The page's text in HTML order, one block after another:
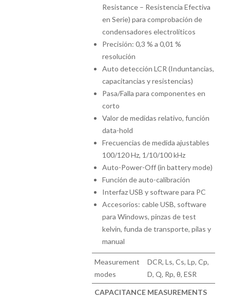
Resistance – Resistencia Efectiva
en Serie) para comprobación de
condensadores electrolíticos
Precisión: 0,3 % a 0,01 %
resolución
Auto detección LCR (Induntancias,
capacitancias y resistencias)
Pasa/Falla para componentes en
corto
Valor de medidas relativo, función
data-hold
Frecuencias de medida ajustables
100/120 Hz, 1/10/100 kHz
Auto-Power-Off (in battery mode)
Función de auto-calibración
Interfaz USB y software para PC
Accesorios: cable USB, software
para Windows, pinzas de test
kelvin, funda de transporte, pilas y
manual
Measurement
modes
DCR, Ls, Cs, Lp, Cp,
D, Q, Rp, θ, ESR
CAPACITANCE MEASUREMENTS